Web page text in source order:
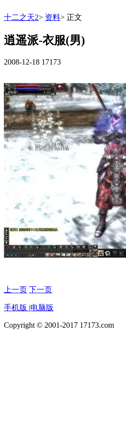
十二之天2> 资料> 正文
逍遥派-衣服(男)
2008-12-18 17173
上一页 下一页
手机版 |电脑版
Copyright © 2001-2017 17173.com